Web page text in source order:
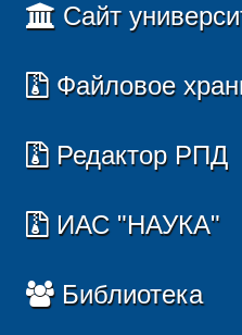
Сайт
Файловое
Редактор РПД
ИАС "НАУКА"
Библиотека